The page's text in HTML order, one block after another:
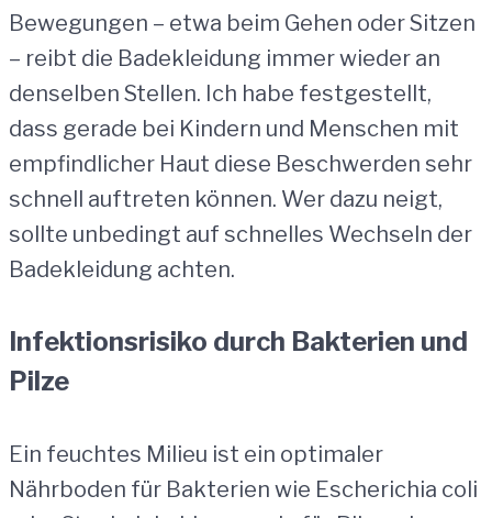
Bewegungen – etwa beim Gehen oder Sitzen
– reibt die Badekleidung immer wieder an
denselben Stellen. Ich habe festgestellt,
dass gerade bei Kindern und Menschen mit
empfindlicher Haut diese Beschwerden sehr
schnell auftreten können. Wer dazu neigt,
sollte unbedingt auf schnelles Wechseln der
Badekleidung achten.
Infektionsrisiko durch Bakterien und
Pilze
Ein feuchtes Milieu ist ein optimaler
Nährboden für Bakterien wie Escherichia coli